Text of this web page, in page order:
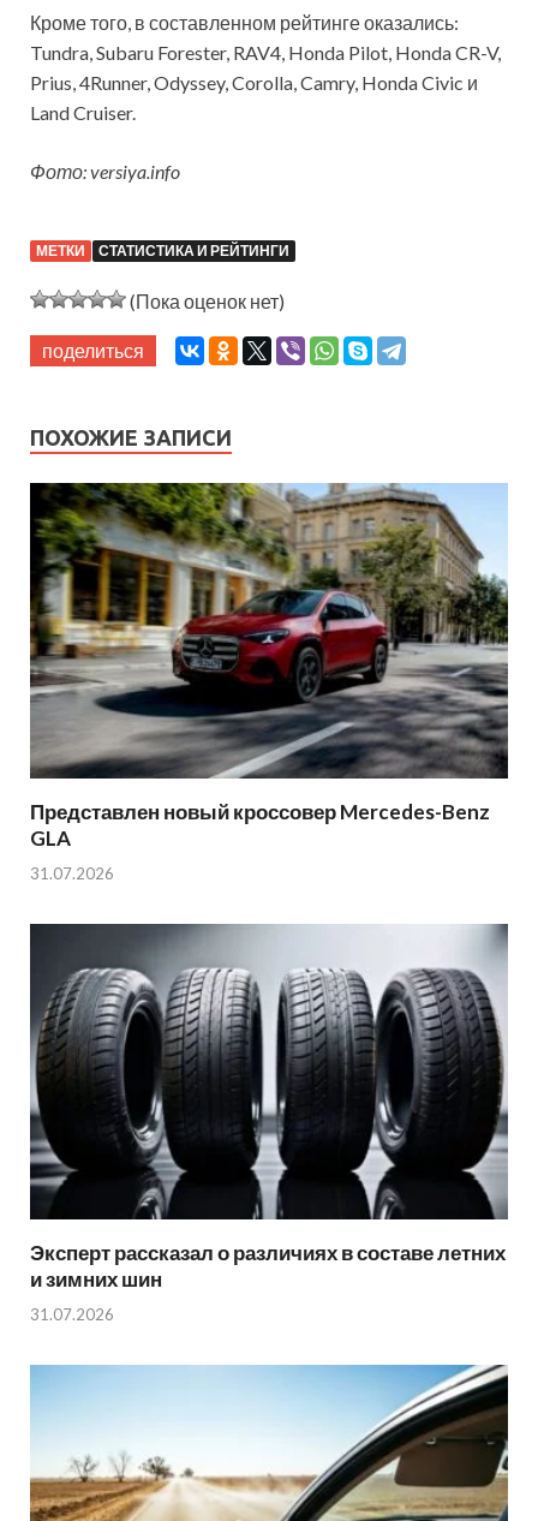
Кроме того, в составленном рейтинге оказались:
Tundra, Subaru Forester, RAV4, Honda Pilot, Honda CR-V,
Prius, 4Runner, Odyssey, Corolla, Camry, Honda Civic и
Land Cruiser.
Фото: versiya.info
МЕТКИ СТАТИСТИКА И РЕЙТИНГИ
(Пока оценок нет)
поделиться
ПОХОЖИЕ ЗАПИСИ
Представлен новый кроссовер Mercedes-Benz
GLA
31.07.2026
Эксперт рассказал о различиях в составе летних
и зимних шин
31.07.2026